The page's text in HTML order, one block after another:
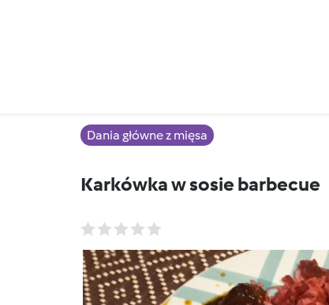
Dania główne z mięsa
Karkówka w sosie barbecue